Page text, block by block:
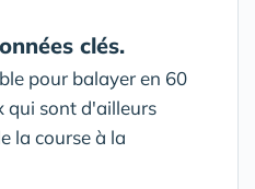
clés.
pour balayer en 60
qui sont d'ailleurs
la course à la